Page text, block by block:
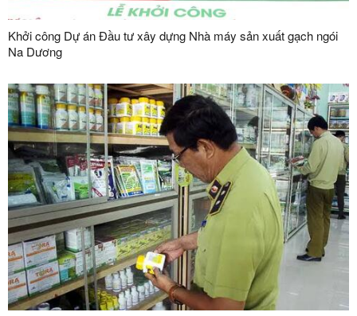
Khởi công Dự án Đầu tư xây dựng Nhà máy sản xuất gạch ngói
Na Dương